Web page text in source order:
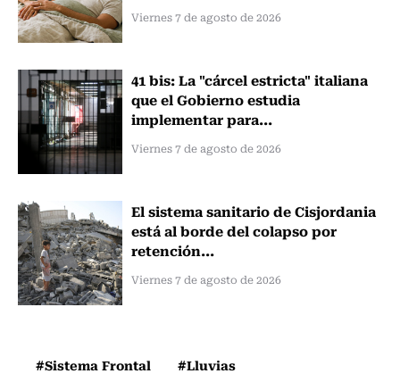
Viernes 7 de agosto de 2026
41 bis: La "cárcel estricta" italiana
que el Gobierno estudia
implementar para...
Viernes 7 de agosto de 2026
El sistema sanitario de Cisjordania
está al borde del colapso por
retención...
Viernes 7 de agosto de 2026
#Sistema Frontal #Lluvias